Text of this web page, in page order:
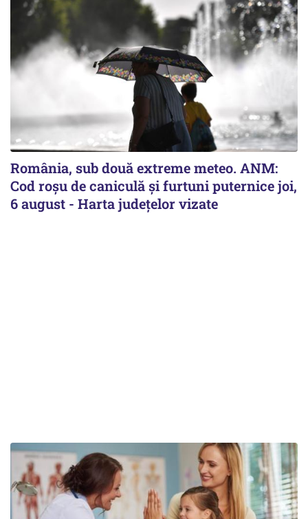
România, sub două extreme meteo. ANM:
Cod roșu de caniculă și furtuni puternice joi,
6 august - Harta județelor vizate